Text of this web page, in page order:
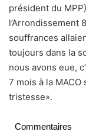
président du
l’Arrondissement
souffrances
toujours dans la
nous avons eue,
7 mois à la
tristesse».
Commentaires